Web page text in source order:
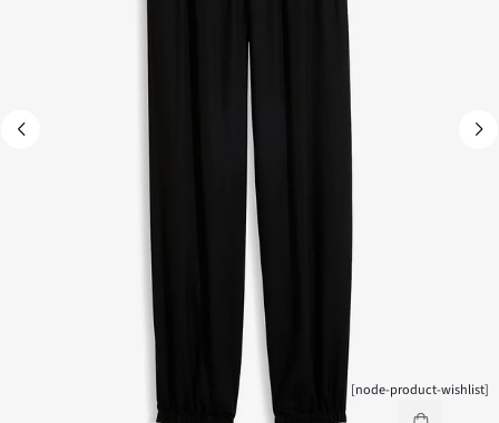
[node-product-wishlist]